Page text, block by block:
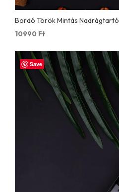
Bordó Török Mintás Nadrágtartó
10990 Ft
Save